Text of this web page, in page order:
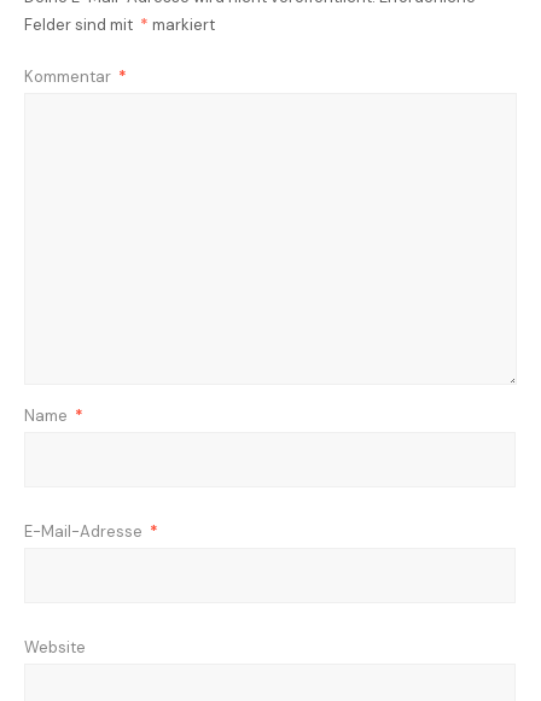
Felder sind mit * markiert
Kommentar *
Name *
E-Mail-Adresse *
Website